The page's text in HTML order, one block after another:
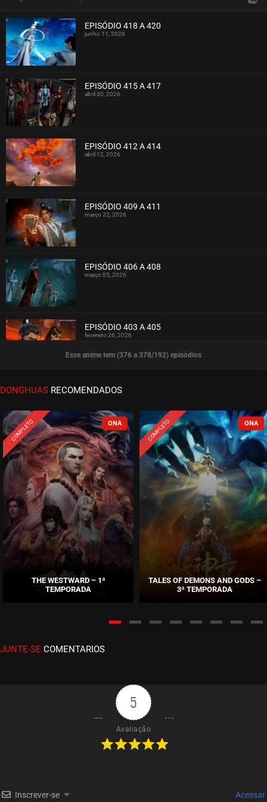
EPISÓDIO 418 A 420
junho 11, 2026
EPISÓDIO 415 A 417
abril 30, 2026
EPISÓDIO 412 A 414
abril 12, 2026
EPISÓDIO 409 A 411
março 22, 2026
EPISÓDIO 406 A 408
março 05, 2026
ASSISTIDO
EPISÓDIO 403 A 405
fevereiro 26, 2026
ASSISTIDO
EPISÓDIO 400 A 402
ASSISTIDO
EPISÓDIO 397 A 399
fevereiro 08, 2026
ASSISTIDO
EPISÓDIO 394 A 396
janeiro 27, 2026
EPISÓDIO 391 A 393
janeiro 20, 2026
ASSISTIDO
EPISÓDIO 385 A 387
dezembro 29, 2025
EPISÓDIO 382 A 384
Esse anime tem (376 a 378/192) episódios
DONGHUAS RECOMENDADOS
COMPLETO
THE WESTWARD – 1ª
TEMPORADA
COMPLETO
TALES OF DEMONS AND GODS –
3ª TEMPORADA
JUNTE-SE COMENTARIOS
5
Avaliação
Inscrever-se Acessar